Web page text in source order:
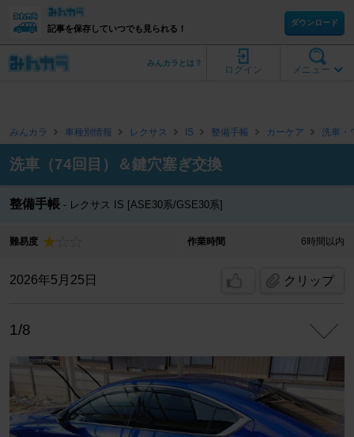
記事を保存していつでも見られる！
ダウンロード
メニュー
ログイン
みんカラとは？
みんカラ 車種別情報 レクサス IS 整備手帳 カーケア 洗車・
洗車（74回目）＆鍵穴塞ぎ交換
整備手帳 レクサス IS [ASE30系/GSE30系]
難易度 作業時間 6時間以内
2026年5月25日 クリップ
1/8